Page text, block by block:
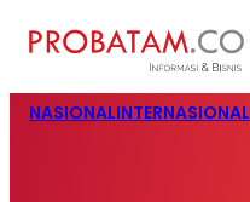
NASIONALINTERNASIONAL